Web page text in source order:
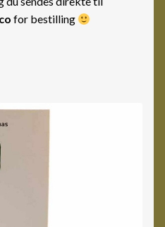
for bestilling